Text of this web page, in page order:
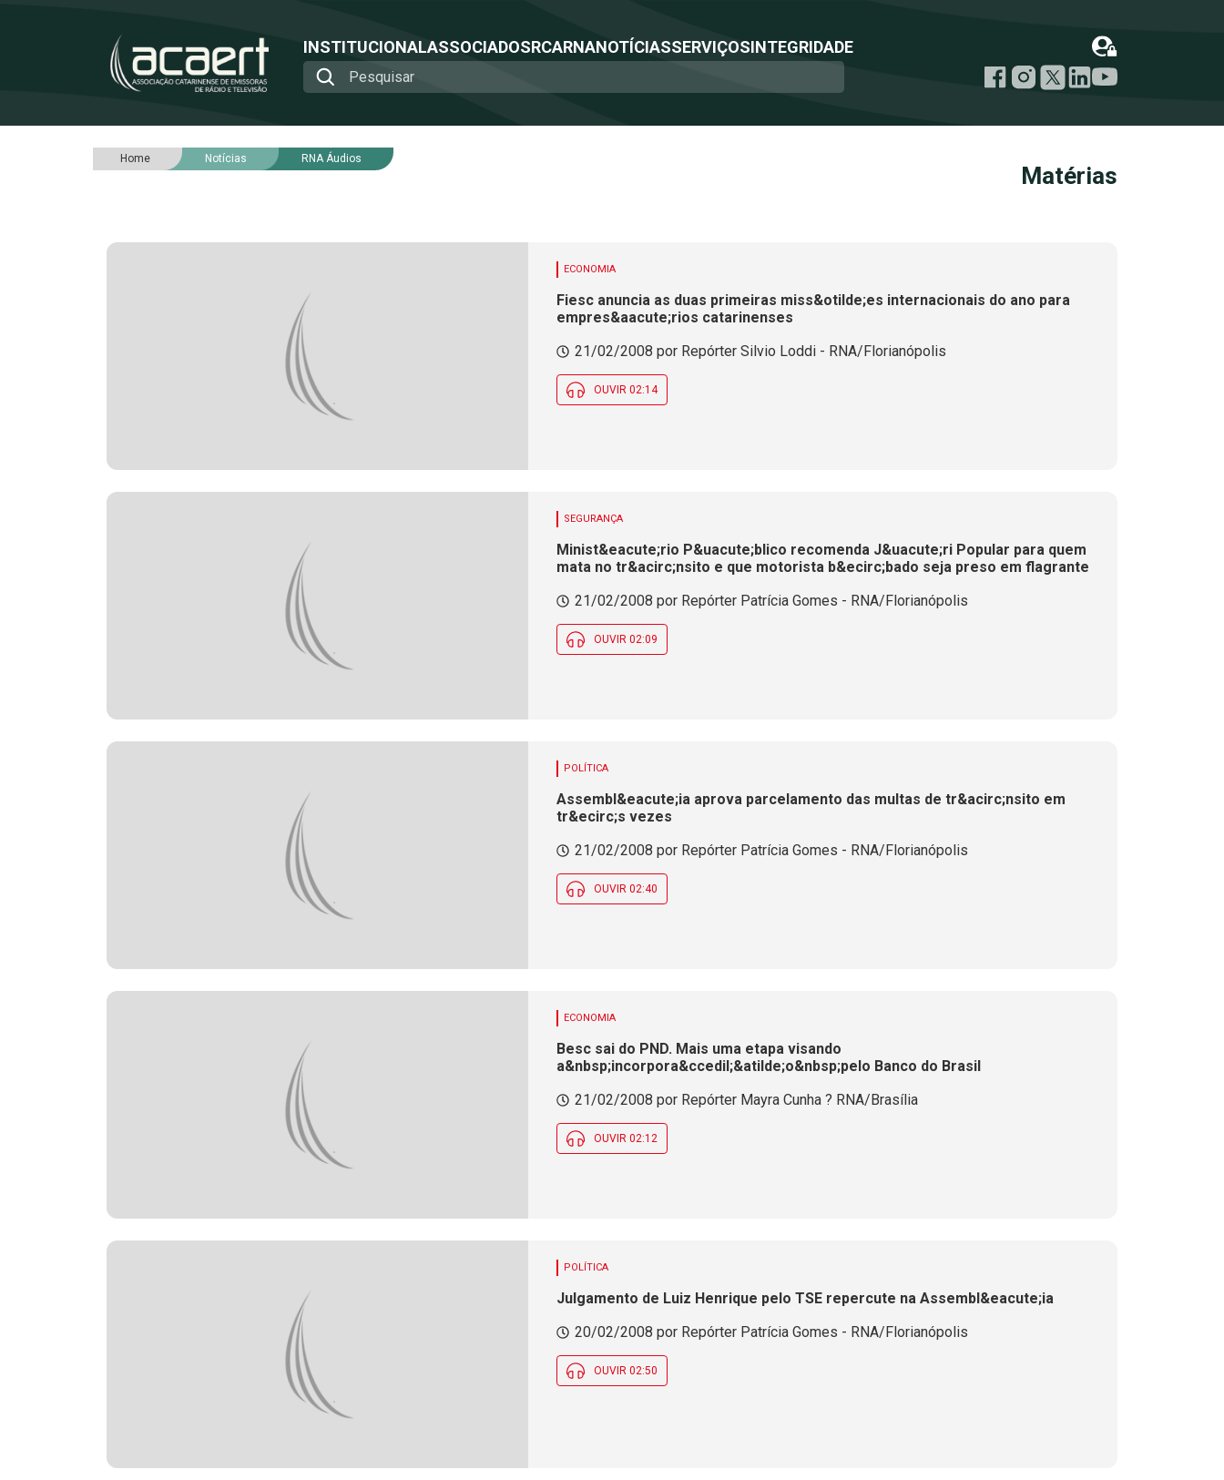
INSTITUCIONALASSOCIADOSRCARNANOTÍCIASSERVIÇOSINTEGRIDADE
Home Notícias RNA Áudios
Matérias
ECONOMIA
Fiesc anuncia as duas primeiras miss&otilde;es internacionais do ano para
empres&aacute;rios catarinenses
21/02/2008 por Repórter Silvio Loddi - RNA/Florianópolis
OUVIR 02:14
SEGURANÇA
Minist&eacute;rio P&uacute;blico recomenda J&uacute;ri Popular para quem
mata no tr&acirc;nsito e que motorista b&ecirc;bado seja preso em flagrante
21/02/2008 por Repórter Patrícia Gomes - RNA/Florianópolis
OUVIR 02:09
POLÍTICA
Assembl&eacute;ia aprova parcelamento das multas de tr&acirc;nsito em
tr&ecirc;s vezes
21/02/2008 por Repórter Patrícia Gomes - RNA/Florianópolis
OUVIR 02:40
ECONOMIA
Besc sai do PND. Mais uma etapa visando
a&nbsp;incorpora&ccedil;&atilde;o&nbsp;pelo Banco do Brasil
21/02/2008 por Repórter Mayra Cunha ? RNA/Brasília
OUVIR 02:12
POLÍTICA
Julgamento de Luiz Henrique pelo TSE repercute na Assembl&eacute;ia
20/02/2008 por Repórter Patrícia Gomes - RNA/Florianópolis
OUVIR 02:50